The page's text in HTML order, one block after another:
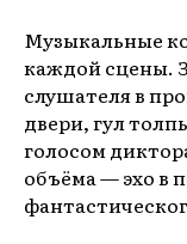
Музыкальные
каждой сцены.
слушателя в
двери, гул
голосом
объёма — эхо в